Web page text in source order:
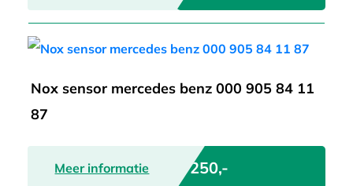
Nox sensor mercedes benz 000 905 84 11
87
Meer informatie € 250,-